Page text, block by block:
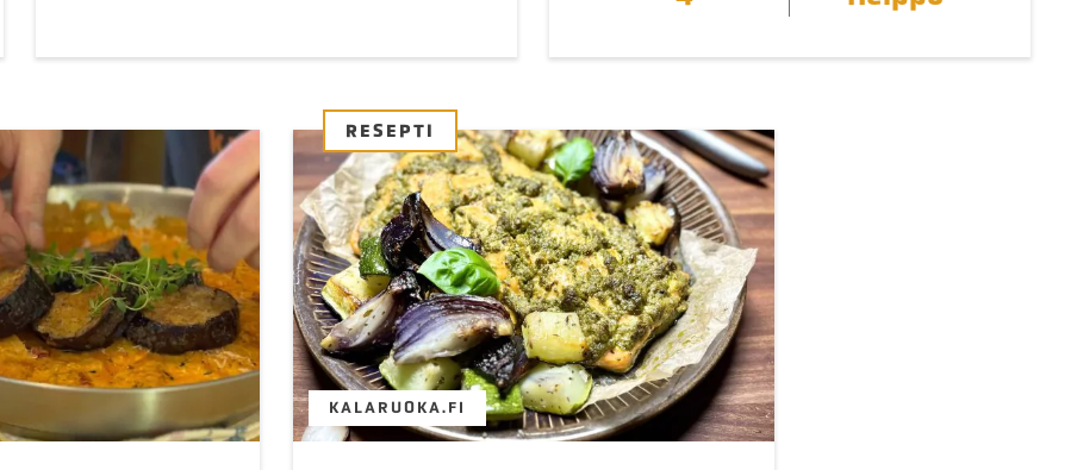
RESEPTI
KALARUOKA.FI